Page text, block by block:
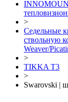
>
Седельные
ствольную
Weaver/
>
TIKKA T3
>
Swarovski |